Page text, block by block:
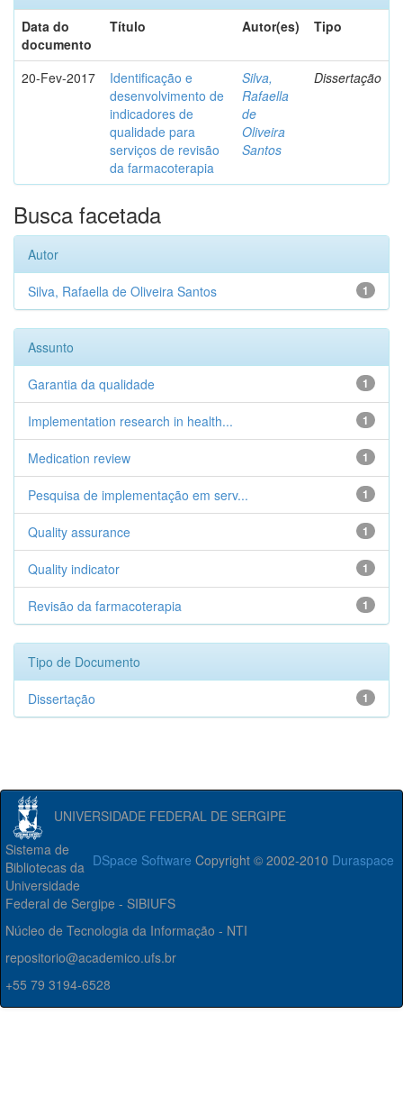
Data do
documento
Título Autor(es) Tipo
20-Fev-2017
Identificação e
desenvolvimento de
indicadores de
qualidade para
serviços de revisão
da farmacoterapia
Silva,
Rafaella
de
Oliveira
Santos
Dissertação
Busca facetada
Autor
1
Silva, Rafaella de Oliveira Santos
Assunto
1
Garantia da qualidade
1
Implementation research in health...
1
Medication review
1
Pesquisa de implementação em serv...
1
Quality assurance
1
Quality indicator
1
Revisão da farmacoterapia
Tipo de Documento
1
Dissertação
UNIVERSIDADE FEDERAL DE SERGIPE
DSpace Software Copyright © 2002-2010 Duraspace
Sistema de
Bibliotecas da
Universidade
Federal de Sergipe - SIBIUFS
Núcleo de Tecnologia da Informação - NTI
repositorio@academico.ufs.br
+55 79 3194-6528